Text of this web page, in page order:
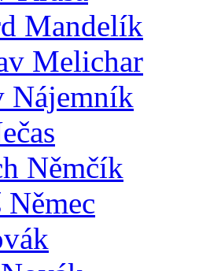
Mandelík
Melichar
Nájemník
Němčík